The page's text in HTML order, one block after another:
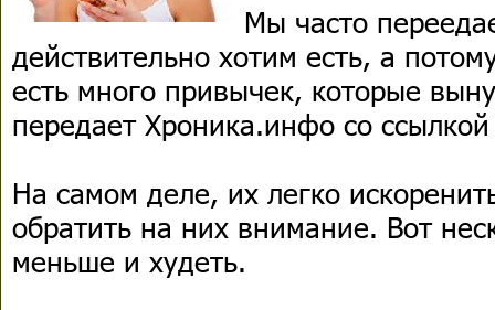
Мы часто
действительно хотим есть, а
есть много привычек, которые
передает Хроника.инфо со
На самом деле, их легко
обратить на них внимание. Вот
меньше и худеть.